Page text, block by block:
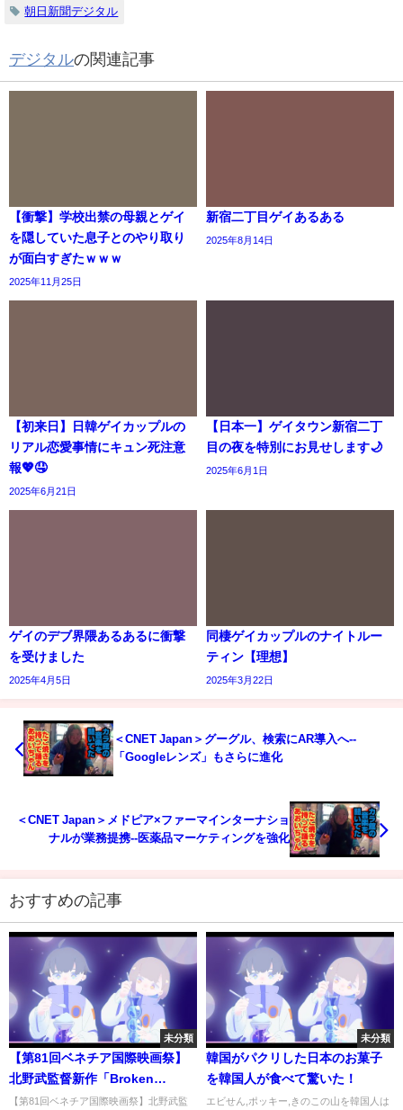
朝日新聞デジタル
デジタルの関連記事
【衝撃】学校出禁の母親とゲイ
を隠していた息子とのやり取り
が面白すぎたｗｗｗ
2025年11月25日
新宿二丁目ゲイあるある
2025年8月14日
【初来日】日韓ゲイカップルの
リアル恋愛事情にキュン死注意
報💖🤤
2025年6月21日
【日本一】ゲイタウン新宿二丁
目の夜を特別にお見せします🌙
2025年6月1日
ゲイのデブ界隈あるあるに衝撃
を受けました
2025年4月5日
同棲ゲイカップルのナイトルー
ティン【理想】
2025年3月22日
＜CNET Japan＞グーグル、検索にAR導入へ--
「Googleレンズ」もさらに進化
＜CNET Japan＞メドピア×ファーマインターナショ
ナルが業務提携--医薬品マーケティングを強化
おすすめの記事
未分類
【第81回ベネチア国際映画祭】
北野武監督新作「Broken
Rage」会場はやんやの喝采、笑
【第81回ベネチア国際映画祭】北野武監
未分類
韓国がパクリした日本のお菓子
を韓国人が食べて驚いた！
エビせん,ポッキー,きのこの山を韓国人は